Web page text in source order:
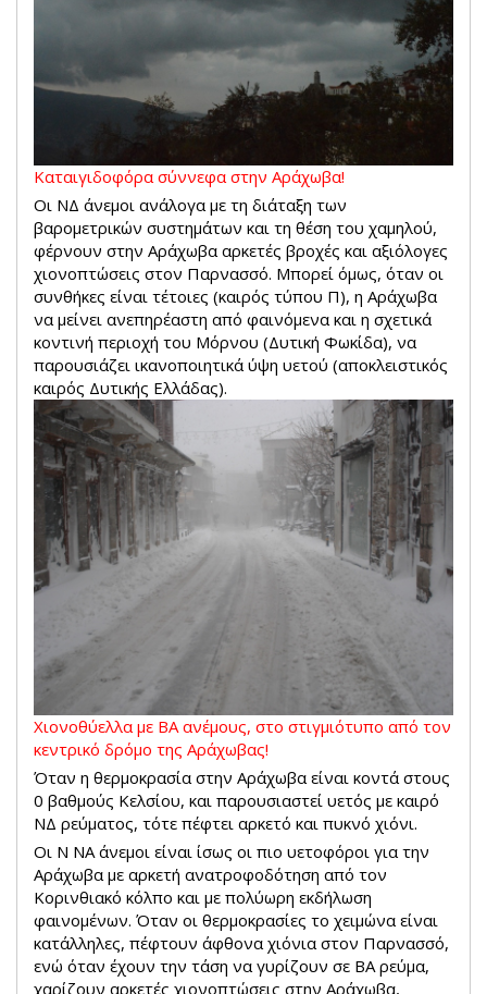
Καταιγιδοφόρα σύννεφα στην Αράχωβα!
Οι ΝΔ άνεμοι ανάλογα με τη διάταξη των
βαρομετρικών συστημάτων και τη θέση του χαμηλού,
φέρνουν στην Αράχωβα αρκετές βροχές και αξιόλογες
χιονοπτώσεις στον Παρνασσό. Μπορεί όμως, όταν οι
συνθήκες είναι τέτοιες (καιρός τύπου Π), η Αράχωβα
να μείνει ανεπηρέαστη από φαινόμενα και η σχετικά
κοντινή περιοχή του Μόρνου (Δυτική Φωκίδα), να
παρουσιάζει ικανοποιητικά ύψη υετού (αποκλειστικός
καιρός Δυτικής Ελλάδας).
Χιονοθύελλα με ΒΑ ανέμους, στο στιγμιότυπο από τον
κεντρικό δρόμο της Αράχωβας!
Όταν η θερμοκρασία στην Αράχωβα είναι κοντά στους
0 βαθμούς Κελσίου, και παρουσιαστεί υετός με καιρό
ΝΔ ρεύματος, τότε πέφτει αρκετό και πυκνό χιόνι.
Οι Ν ΝΑ άνεμοι είναι ίσως οι πιο υετοφόροι για την
Αράχωβα με αρκετή ανατροφοδότηση από τον
Κορινθιακό κόλπο και με πολύωρη εκδήλωση
φαινομένων. Όταν οι θερμοκρασίες το χειμώνα είναι
κατάλληλες, πέφτουν άφθονα χιόνια στον Παρνασσό,
ενώ όταν έχουν την τάση να γυρίζουν σε ΒΑ ρεύμα,
χαρίζουν αρκετές χιονοπτώσεις στην Αράχωβα,